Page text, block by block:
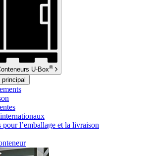
U-Box®
principal
pour l’emballage et la livraison